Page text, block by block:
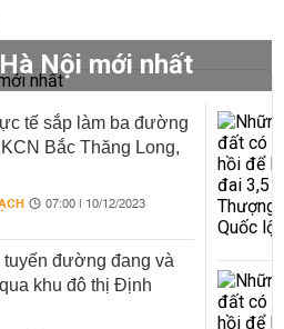
Nội mới nhất
tế sắp làm ba đường
Bắc Thăng Long,
07:00 | 10/12/2023
tuyến đường đang và
khu đô thị Định